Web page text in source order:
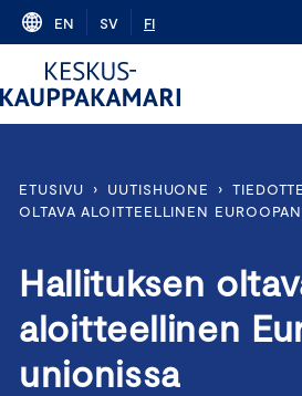
Skip
content
EN SV FI
ETUSIVU › UUTISHUONE ›
OLTAVA ALOITTEELLINEN
Hallituksen
aloitteellinen
unionissa